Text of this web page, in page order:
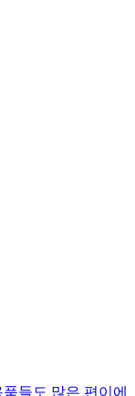
들도 많은 편이에